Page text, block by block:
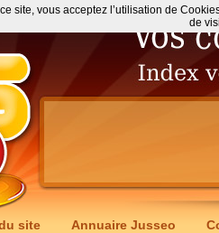
site Annuaire Jusseo
site, vous acceptez l’utilisation de
de